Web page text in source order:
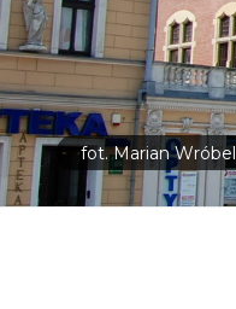
fot. Marian Wróbel